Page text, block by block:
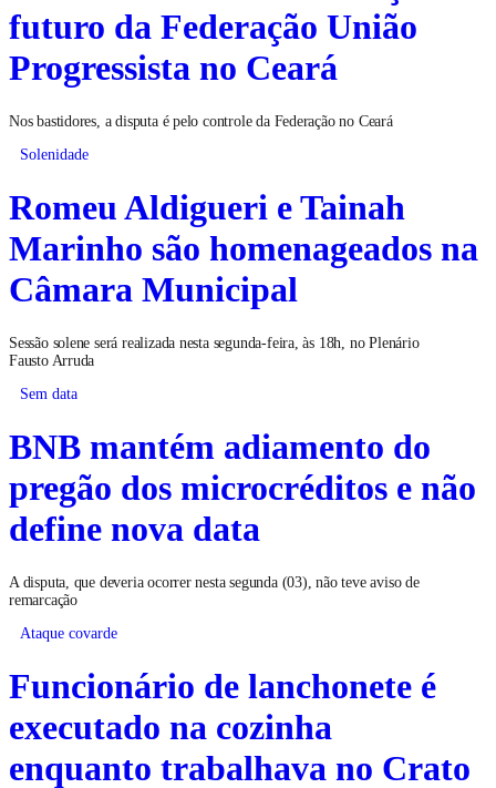
futuro da Federação União
Progressista no Ceará
Nos bastidores, a disputa é pelo controle da Federação no Ceará
Solenidade
Romeu Aldigueri e Tainah
Marinho são homenageados na
Câmara Municipal
Sessão solene será realizada nesta segunda-feira, às 18h, no Plenário
Fausto Arruda
Sem data
BNB mantém adiamento do
pregão dos microcréditos e não
define nova data
A disputa, que deveria ocorrer nesta segunda (03), não teve aviso de
remarcação
Ataque covarde
Funcionário de lanchonete é
executado na cozinha
enquanto trabalhava no Crato